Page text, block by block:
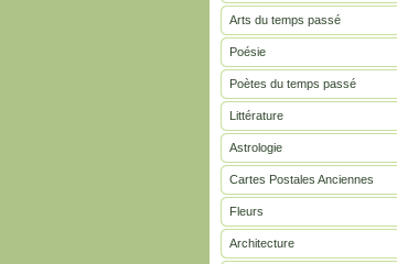
Arts du temps passé
Poésie
Poètes du temps passé
Littérature
Astrologie
Cartes Postales Anciennes
Fleurs
Architecture